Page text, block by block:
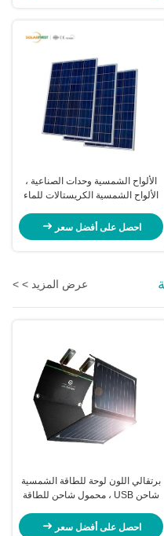
الألواح الشمسية وحدات الصناعية ،
الألواح الشمسية الكريستالات للماء
احصل على أفضل سعر
عرض المزيد > >
برتقالي اللون لوحة للطاقة الشمسية
شاحن USB ، محمول شاحن للطاقة
احصل على أفضل سعر